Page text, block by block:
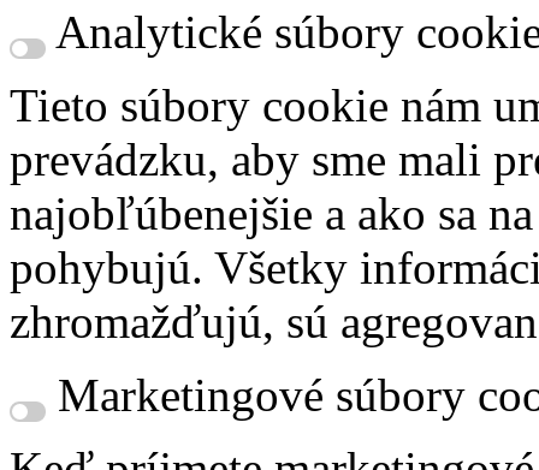
Analytické súbory
Tieto súbory cookie nám
prevádzku, aby sme mali
najobľúbenejšie a ako sa
pohybujú. Všetky
zhromažďujú, sú
Marketingové súbory